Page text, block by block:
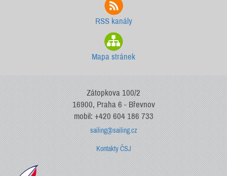
RSS kanály
Mapa stránek
Zátopkova 100/2
16900, Praha 6 - Břevnov
mobil: +420 604 186 733
sailing@sailing.cz
Kontakty ČSJ